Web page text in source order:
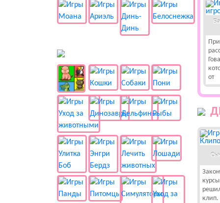
от
клип.